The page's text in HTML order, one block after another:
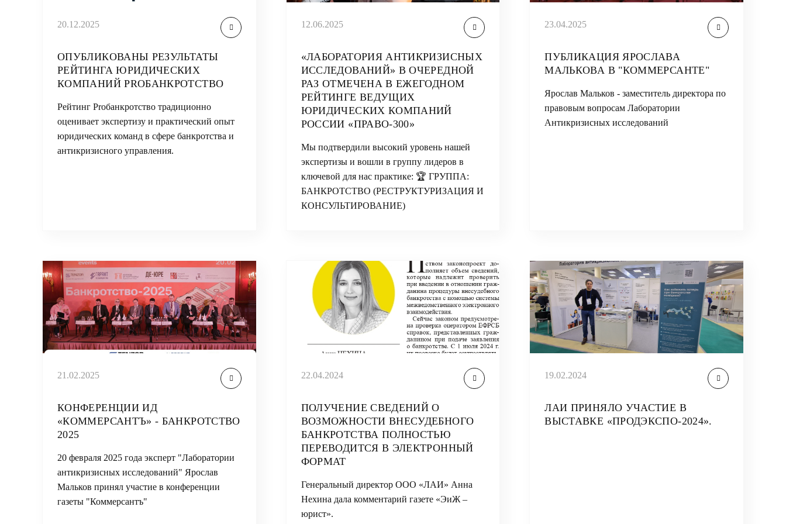
20.12.2025
ОПУБЛИКОВАНЫ РЕЗУЛЬТАТЫ
РЕЙТИНГА ЮРИДИЧЕСКИХ
КОМПАНИЙ PROБАНКРОТСТВО
Рейтинг Proбанкротство традиционно
оценивает экспертизу и практический опыт
юридических команд в сфере банкротства и
антикризисного управления.
12.06.2025
«ЛАБОРАТОРИЯ АНТИКРИЗИСНЫХ
ИССЛЕДОВАНИЙ» В ОЧЕРЕДНОЙ
РАЗ ОТМЕЧЕНА В ЕЖЕГОДНОМ
РЕЙТИНГЕ ВЕДУЩИХ
ЮРИДИЧЕСКИХ КОМПАНИЙ
РОССИИ «ПРАВО-300»
Мы подтвердили высокий уровень нашей
экспертизы и вошли в группу лидеров в
ключевой для нас практике: 🏆 ГРУППА:
БАНКРОТСТВО (РЕСТРУКТУРИЗАЦИЯ И
КОНСУЛЬТИРОВАНИЕ)
23.04.2025
ПУБЛИКАЦИЯ ЯРОСЛАВА
МАЛЬКОВА В "КОММЕРСАНТЕ"
Ярослав Мальков - заместитель директора по
правовым вопросам Лаборатории
Антикризисных исследований
21.02.2025
КОНФЕРЕНЦИИ ИД
«КОММЕРСАНТЪ» - БАНКРОТСТВО
2025
20 февраля 2025 года эксперт "Лаборатории
антикризисных исследований" Ярослав
Мальков принял участие в конференции
газеты "Коммерсантъ"
22.04.2024
ПОЛУЧЕНИЕ СВЕДЕНИЙ О
ВОЗМОЖНОСТИ ВНЕСУДЕБНОГО
БАНКРОТСТВА ПОЛНОСТЬЮ
ПЕРЕВОДИТСЯ В ЭЛЕКТРОННЫЙ
ФОРМАТ
Генеральный директор ООО «ЛАИ» Анна
Нехина дала комментарий газете «ЭиЖ –
юрист».
19.02.2024
ЛАИ ПРИНЯЛО УЧАСТИЕ В
ВЫСТАВКЕ «ПРОДЭКСПО-2024».